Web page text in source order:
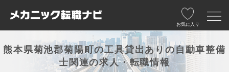
お気に入り
熊本県菊池郡菊陽町の工具貸出ありの自動車整備
士関連の求人・転職情報